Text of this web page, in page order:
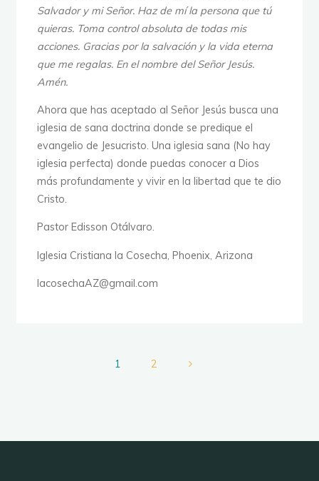
Salvador y mi Señor. Haz de mí la persona que tú
quieras. Toma control absoluta de todas mis
acciones. Gracias por la salvación y la vida eterna
que me regalas. En el nombre del Señor Jesús.
Amén.
Ahora que has aceptado al Señor Jesús busca una
iglesia de sana doctrina donde se predique el
evangelio de Jesucristo. Una iglesia sana (No hay
iglesia perfecta) donde puedas conocer a Dios
más profundamente y vivir en la libertad que te dio
Cristo.
Pastor Edisson Otálvaro.
Iglesia Cristiana la Cosecha, Phoenix, Arizona
lacosechaAZ@gmail.com
1 2